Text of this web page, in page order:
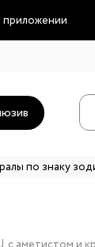
приложении
по знаку